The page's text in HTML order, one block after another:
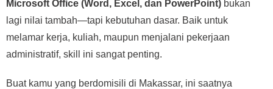
Microsoft Office (Word, Excel, dan PowerPoint) bukan
lagi nilai tambah—tapi kebutuhan dasar. Baik untuk
melamar kerja, kuliah, maupun menjalani pekerjaan
administratif, skill ini sangat penting.
Buat kamu yang berdomisili di Makassar, ini saatnya